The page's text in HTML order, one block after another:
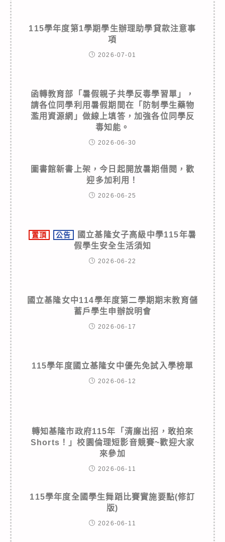
115學年度第1學期學生辦理助學貸款注意事
項
2026-07-01
函轉教育部「暑假親子共學反毒學習單」，
請各位同學利用暑假期間在「防制學生藥物
濫用資源網」做線上填答，加強各位同學反
毒知能。
2026-06-30
圖書館新書上架，今日起開放暑期借閱，歡
迎多加利用！
2026-06-25
置頂 公告
國立基隆女子高級中學115年暑
假學生安全生活須知
2026-06-22
國立基隆女中114學年度第二學期期末教育儲
蓄戶學生申辦說明會
2026-06-17
115學年度國立基隆女中優先免試入學榜單
2026-06-12
轉知基隆市政府115年「清廉出招，敢拍來
Shorts！」校園倫理短影音競賽~歡迎大家
來參加
2026-06-11
115學年度全國學生舞蹈比賽實施要點(修訂
版)
2026-06-11